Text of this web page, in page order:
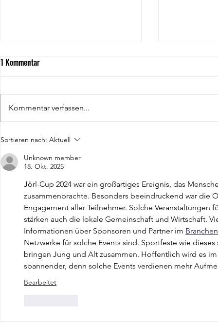
1 Kommentar
Kommentar verfassen...
Sortieren nach: Aktuell
Unknown member
18. Okt. 2025
Jörl-Cup 2024 war ein großartiges Ereignis, das
zusammenbrachte. Besonders beeindruckend war die
Engagement aller Teilnehmer. Solche Veranstaltungen
stärken auch die lokale Gemeinschaft und Wirtschaft.
Informationen über Sponsoren und Partner im
Netzwerke für solche Events sind. Sportfeste wie
bringen Jung und Alt zusammen. Hoffentlich wird es
spannender, denn solche Events verdienen mehr
Bearbeitet